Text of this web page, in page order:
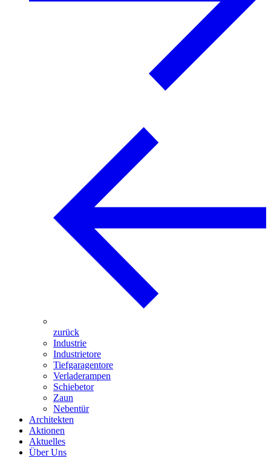
zurück
Industrie
Industrietore
Tiefgaragentore
Verladerampen
Schiebetor
Zaun
Nebentür
Architekten
Aktionen
Aktuelles
Über Uns